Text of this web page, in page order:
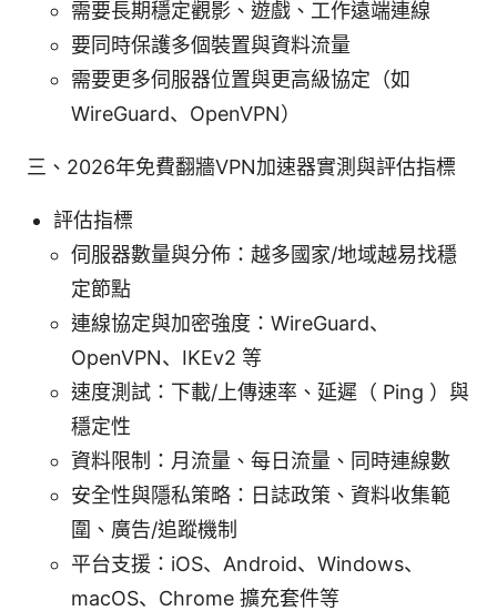
需要長期穩定觀影、遊戲、工作遠端連線
要同時保護多個裝置與資料流量
需要更多伺服器位置與更高級協定（如
WireGuard、OpenVPN）
三、2026年免費翻牆VPN加速器實測與評估指標
評估指標
伺服器數量與分佈：越多國家/地域越易找穩
定節點
連線協定與加密強度：WireGuard、
OpenVPN、IKEv2 等
速度測試：下載/上傳速率、延遲（ Ping ）與
穩定性
資料限制：月流量、每日流量、同時連線數
安全性與隱私策略：日誌政策、資料收集範
圍、廣告/追蹤機制
平台支援：iOS、Android、Windows、
macOS、Chrome 擴充套件等